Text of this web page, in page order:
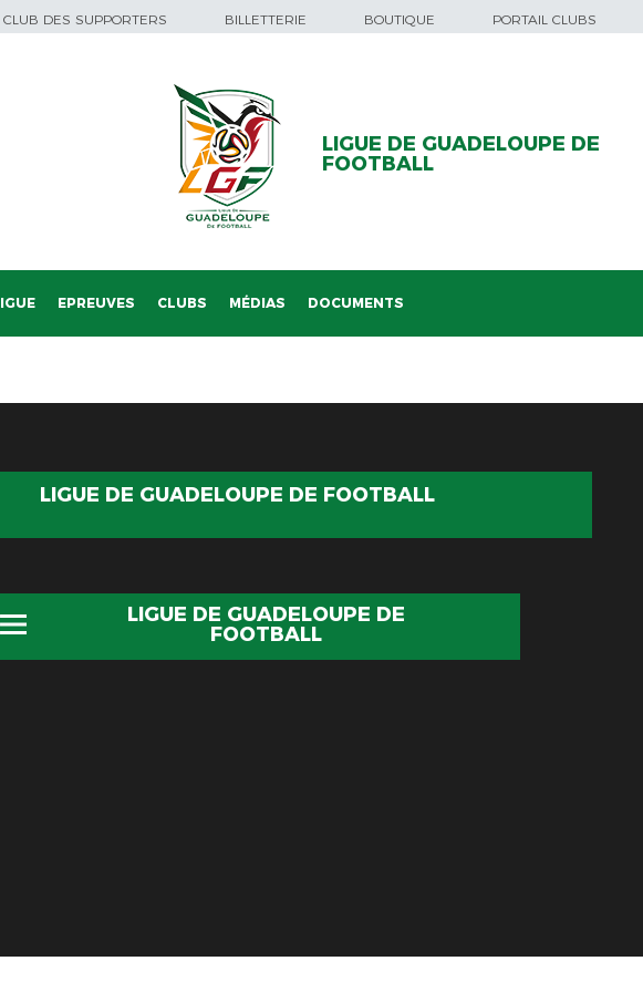
CLUB DES SUPPORTERS BILLETTERIE BOUTIQUE PORTAIL CLUBS
LIGUE DE GUADELOUPE DE
FOOTBALL
EPREUVES CLUBS MÉDIAS DOCUMENTS